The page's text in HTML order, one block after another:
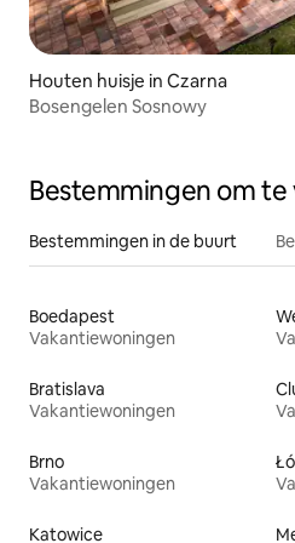
Houten huisje in Czarna
Bosengelen Sosnowy
Bestemmingen om te
Bestemmingen in de buurt
Boedapest
Vakantiewoningen
Bratislava
Vakantiewoningen
Brno
Vakantiewoningen
Katowice